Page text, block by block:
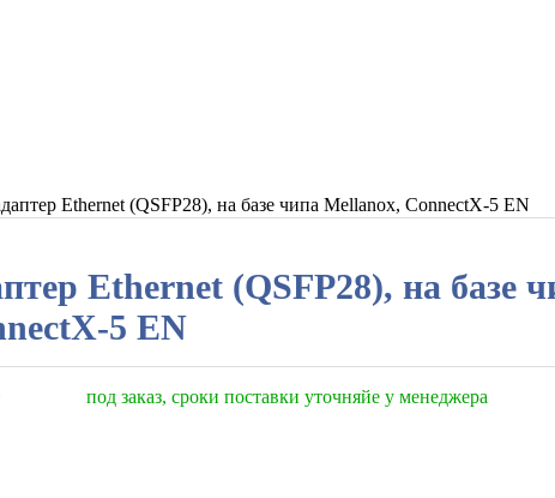
Ethernet (QSFP28), на базе чипа Mellanox, ConnectX-5 EN
Ethernet (QSFP28), на базе
5 EN
под заказ, сроки поставки уточняйе у менеджера